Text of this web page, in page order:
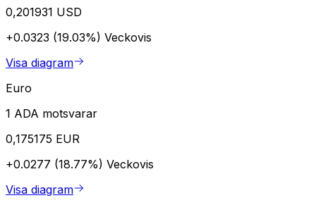
0,201931 USD
+0.0323 (19.03%) Veckovis
Visa diagram
Euro
1 ADA motsvarar
0,175175 EUR
+0.0277 (18.77%) Veckovis
Visa diagram